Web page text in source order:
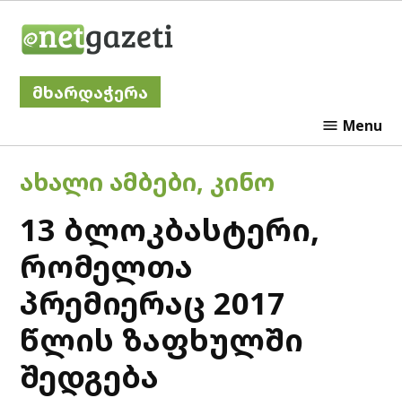
მხარდაჭერა
Menu
POSTED
ᲐᲮᲐᲚᲘ ᲐᲛᲑᲔᲑᲘ, ᲙᲘᲜᲝ
13 ბლოკბასტერი,
რომელთა
პრემიერაც 2017
წლის ზაფხულში
შედგება